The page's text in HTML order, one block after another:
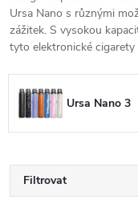
Ursa Nano s různými
zážitek. S vysokou
tyto elektronické
Ursa Nano 3
Filtrovat